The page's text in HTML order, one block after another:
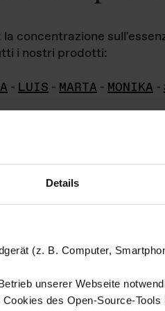
Details
(z. B. Computer,
unserer Webseite
des Open-Source-
concentrazione
i nostri prodotti:
- LUIS - MARTA - MONIKA -
di
sono detenuti da